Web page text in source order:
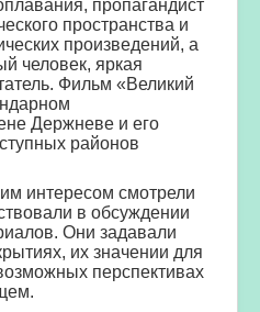
пропагандист
пространства и
произведений, а
человек, яркая
Фильм «Великий
Держневе и его
районов
интересом смотрели
в обсуждении
Они задавали
их значении для
перспективах